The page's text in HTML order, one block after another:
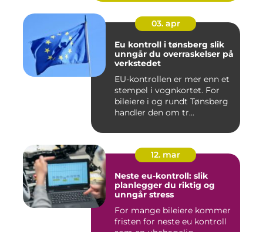
03. apr
Eu kontroll i tønsberg slik
unngår du overraskelser på
verkstedet
EU-kontrollen er mer enn et
stempel i vognkortet. For
bileiere i og rundt Tønsberg
handler den om tr...
12. mar
Neste eu-kontroll: slik
planlegger du riktig og
unngår stress
For mange bileiere kommer
fristen for neste eu kontroll